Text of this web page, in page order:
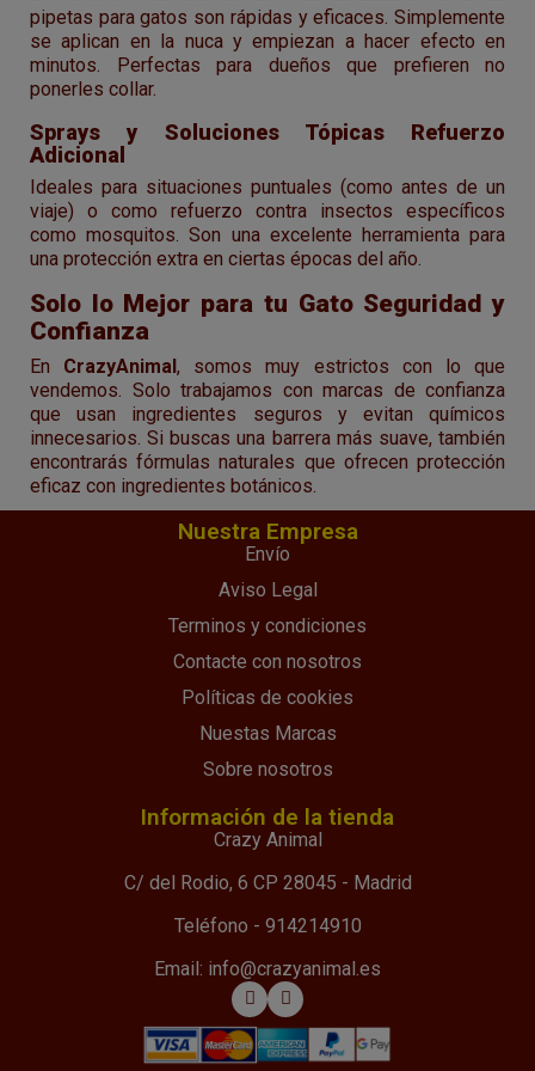
pipetas para gatos son rápidas y eficaces. Simplemente
se aplican en la nuca y empiezan a hacer efecto en
minutos. Perfectas para dueños que prefieren no
ponerles collar.
Sprays y Soluciones Tópicas Refuerzo
Adicional
Ideales para situaciones puntuales (como antes de un
viaje) o como refuerzo contra insectos específicos
como mosquitos. Son una excelente herramienta para
una protección extra en ciertas épocas del año.
Solo lo Mejor para tu Gato Seguridad y
Confianza
En CrazyAnimal, somos muy estrictos con lo que
vendemos. Solo trabajamos con marcas de confianza
que usan ingredientes seguros y evitan químicos
innecesarios. Si buscas una barrera más suave, también
encontrarás fórmulas naturales que ofrecen protección
eficaz con ingredientes botánicos.
Nuestra Empresa
Envío
Aviso Legal
Terminos y condiciones
Contacte con nosotros
Políticas de cookies
Nuestas Marcas
Sobre nosotros
Información de la tienda
Crazy Animal
C/ del Rodio, 6 CP 28045 - Madrid
Teléfono - 914214910
Email: info@crazyanimal.es